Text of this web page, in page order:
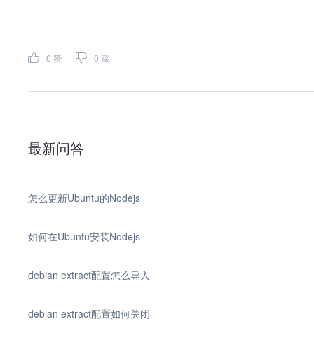
0 赞 0 踩
最新问答
怎么更新Ubuntu的Nodejs
如何在Ubuntu安装Nodejs
debian extract配置怎么导入
debian extract配置如何关闭